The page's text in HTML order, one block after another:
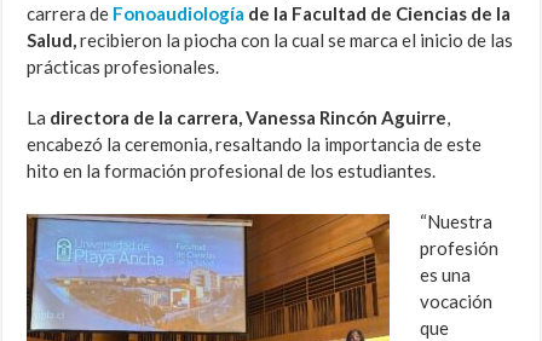
carrera de Fonoaudiología de la Facultad de Ciencias de la
Salud,recibieron la piocha con la cual se marca el inicio de las
prácticas profesionales.
La directora de la carrera, Vanessa Rincón Aguirre,
encabezó la ceremonia, resaltando la importancia de este
hito en la formación profesional de los estudiantes.
“Nuestra
profesión
es una
vocación
que